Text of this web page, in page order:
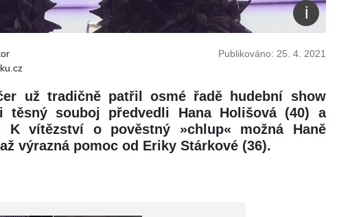
Publikováno: 25. 4. 2021
už tradičně patřil osmé řadě hudební show
těsný souboj předvedli Hana Holišová (40) a
K vítězství o pověstný »chlup« možná Haně
výrazná pomoc od Eriky Stárkové (36).